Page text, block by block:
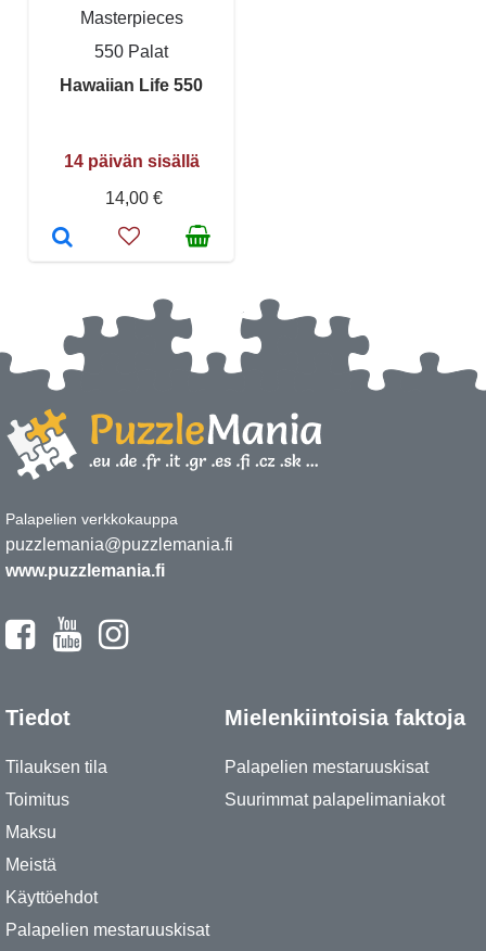
Masterpieces
550 Palat
Hawaiian Life 550
14 päivän sisällä
14,00 €
Palapelien verkkokauppa
puzzlemania@puzzlemania.fi
www.puzzlemania.fi
Tiedot
Tilauksen tila
Toimitus
Maksu
Meistä
Käyttöehdot
Palapelien mestaruuskisat
Mielenkiintoisia faktoja
Palapelien mestaruuskisat
Suurimmat palapelimaniakot